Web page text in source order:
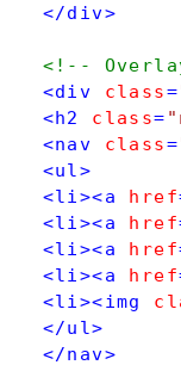
</div>
<!--
<div class=
<h2 class=
<nav class=
<ul>
<li><a href
<li><a href
<li><a href
<li><a href
<li><img
</ul>
</nav>